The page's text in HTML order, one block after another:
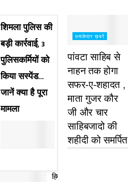
शिमला पुलिस की
बड़ी कार्रवाई, 3
पुलिसकर्मियों को
किया सस्पेंड…
जानें क्या है पूरा
मामला
हिमाचल
धमाकेदार ख़बरें
पांवटा साहिब से
नाहन तक होगा
सफर-ए-शहादत ,
माता गुजर कौर
जी और चार
साहिबजादो की
शहीदी को समर्पित